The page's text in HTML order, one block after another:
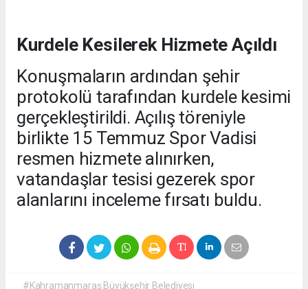
Kurdele Kesilerek Hizmete Açıldı
Konuşmaların ardından şehir
protokolü tarafından kurdele kesimi
gerçekleştirildi. Açılış töreniyle
birlikte 15 Temmuz Spor Vadisi
resmen hizmete alınırken,
vatandaşlar tesisi gezerek spor
alanlarını inceleme fırsatı buldu.
#Kahramanmaraş Büyükşehir Belediyesi